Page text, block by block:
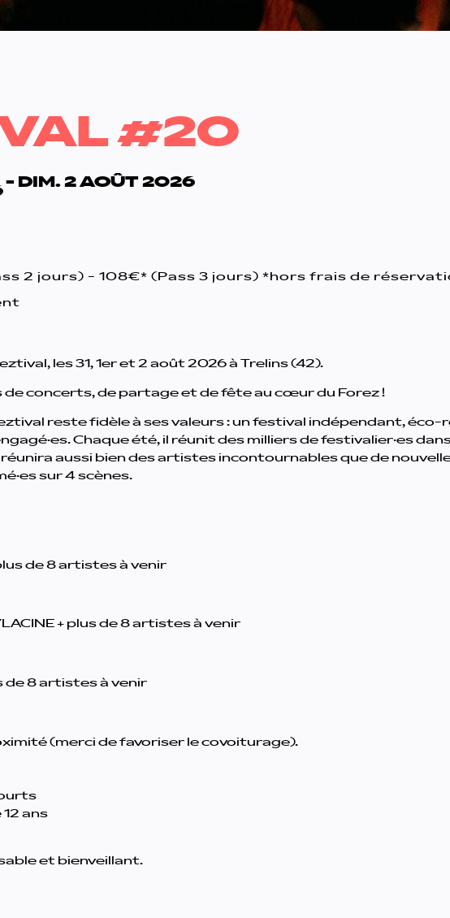
#20
- DIM. 2 AOÛT 2026
2 jours) - 108€* (Pass 3 jours) *hors frais de
les 31, 1er et 2 août 2026 à Trelins (42).
de concerts, de partage et de fête au cœur du Forez !
reste fidèle à ses valeurs : un festival indépendant,
Chaque été, il réunit des milliers de festivalier·es
aussi bien des artistes incontournables que de
sur 4 scènes.
plus de 8 artistes à venir
+ plus de 8 artistes à venir
de 8 artistes à venir
(merci de favoriser le covoiturage).
ans
et bienveillant.